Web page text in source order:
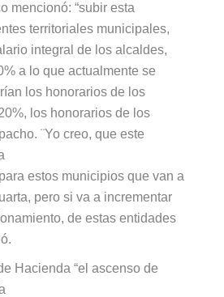
mencionó: “subir esta
territoriales municipales,
integral de los alcaldes,
a lo que actualmente se
los honorarios de los
los honorarios de los
¨Yo creo, que este
estos municipios que van a
pero si va a incrementar
de estas entidades
Hacienda “el ascenso de